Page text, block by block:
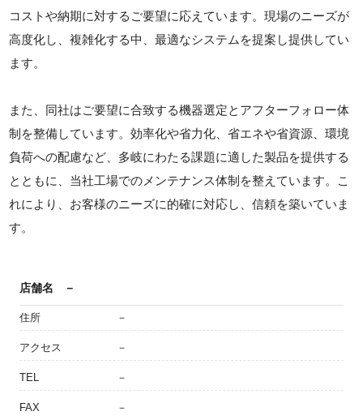
コストや納期に対するご要望に応えています。現場のニーズが
高度化し、複雑化する中、最適なシステムを提案し提供してい
ます。
また、同社はご要望に合致する機器選定とアフターフォロー体
制を整備しています。効率化や省力化、省エネや省資源、環境
負荷への配慮など、多岐にわたる課題に適した製品を提供する
とともに、当社工場でのメンテナンス体制を整えています。こ
れにより、お客様のニーズに的確に対応し、信頼を築いていま
す。
店舗名 －
住所 －
アクセス －
TEL －
FAX －